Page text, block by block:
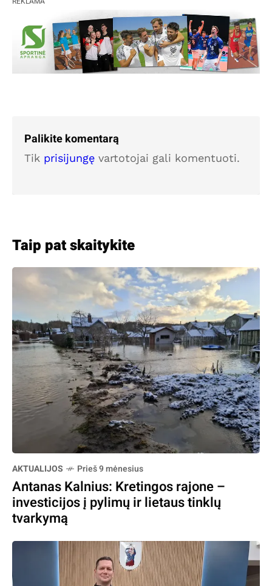
Palikite komentarą
Tik prisijungę vartotojai gali komentuoti.
Taip pat skaitykite
AKTUALIJOS Prieš 9 mėnesius
Antanas Kalnius: Kretingos rajone –
investicijos į pylimų ir lietaus tinklų
tvarkymą